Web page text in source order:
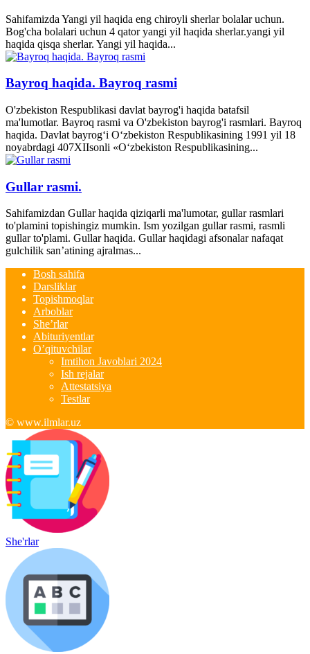
Sahifamizda Yangi yil haqida eng chiroyli sherlar bolalar uchun.
Bog'cha bolalari uchun 4 qator yangi yil haqida sherlar.yangi yil
haqida qisqa sherlar. Yangi yil haqida...
Bayroq haqida. Bayroq rasmi
O'zbekiston Respublikasi davlat bayrog'i haqida batafsil
ma'lumotlar. Bayroq rasmi va O'zbekiston bayrog'i rasmlari. Bayroq
haqida. Davlat bayrog‘i O‘zbekiston Respublikasining 1991 yil 18
noyabrdagi 407­XII­sonli «O‘zbekiston Respublikasining...
Gullar rasmi.
Sahifamizdan Gullar haqida qiziqarli ma'lumotar, gullar rasmlari
to'plamini topishingiz mumkin. Ism yozilgan gullar rasmi, rasmli
gullar to'plami. Gullar haqida. Gullar haqidagi afsonalar nafaqat
gulchilik san’atining ajralmas...
Bosh sahifa
Darsliklar
Topishmoqlar
Arboblar
She’rlar
Abituriyentlar
O’qituvchilar
Imtihon Javoblari 2024
Ish rejalar
Attestatsiya
Testlar
© www.ilmlar.uz
She'rlar